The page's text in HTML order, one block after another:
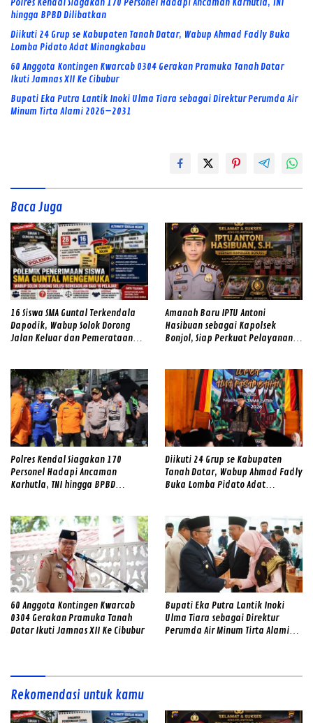
Polres Kendal Siagakan 170 Personel Hadapi Ancaman Karhutla, TNI
hingga BPBD Dilibatkan
Diikuti 24 Grup se Kabupaten Tanah Datar, Wabup Ahmad Fadly Buka
Lomba Pidato Adat Minangkabau
60 Anggota Kontingen Kwarcab 0304 Gerakan Pramuka Tanah Datar
Ikuti Jamnas XII Ke Cibubur
Bupati Eka Putra Lantik Inoki Ulma Tiara sebagai Direktur Perumda Air
Minum Tirta Alami 2026–2031
Baca Juga
16 Siswa SMA Guntal Terkendala
Dapodik, Wabup Solok Dorong
Jalan Keluar dan Pemerataan
Amanah Baru IPTU Antoni
Hasibuan sebagai Kapolsek
Bonjol, Siap Perkuat Pelayanan
Polres Kendal Siagakan 170
Personel Hadapi Ancaman
Karhutla, TNI hingga BPBD
Diikuti 24 Grup se Kabupaten
Tanah Datar, Wabup Ahmad Fadly
Buka Lomba Pidato Adat
60 Anggota Kontingen Kwarcab
0304 Gerakan Pramuka Tanah
Datar Ikuti Jamnas XII Ke Cibubur
Bupati Eka Putra Lantik Inoki
Ulma Tiara sebagai Direktur
Perumda Air Minum Tirta Alami
Rekomendasi untuk kamu